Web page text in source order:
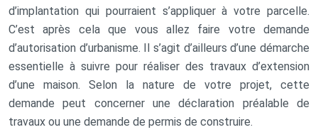
d’implantation qui pourraient s’appliquer à votre parcelle.
C’est après cela que vous allez faire votre demande
d’autorisation d’urbanisme. Il s’agit d’ailleurs d’une démarche
essentielle à suivre pour réaliser des travaux d’extension
d’une maison. Selon la nature de votre projet, cette
demande peut concerner une déclaration préalable de
travaux ou une demande de permis de construire.